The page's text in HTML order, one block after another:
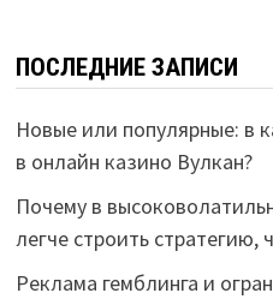
ПОСЛЕДНИЕ ЗАПИСИ
Новые или популярные: в
в онлайн казино Вулкан?
Почему в
легче строить стратегию,
Реклама гемблинга и